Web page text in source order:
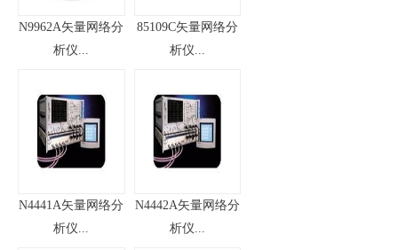
N9962A矢量网络分
析仪...
85109C矢量网络分
析仪...
N4441A矢量网络分
析仪...
N4442A矢量网络分
析仪...